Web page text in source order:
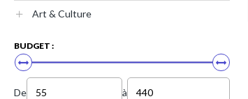
Art & Culture
BUDGET :
De à